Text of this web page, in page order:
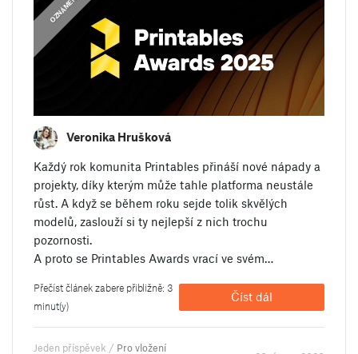
OZNÁMENÍ
OZNÁMENÍ
Veronika Hrušková
Každý rok komunita Printables přináší nové nápady a
projekty, díky kterým může tahle platforma neustále
růst. A když se během roku sejde tolik skvělých
modelů, zaslouží si ty nejlepší z nich trochu
pozornosti.
A proto se Printables Awards vrací ve svém…
Přečíst článek zabere přibližně: 3
minut(y)
Číst dál
Jeden příspěvek / Pro vložení